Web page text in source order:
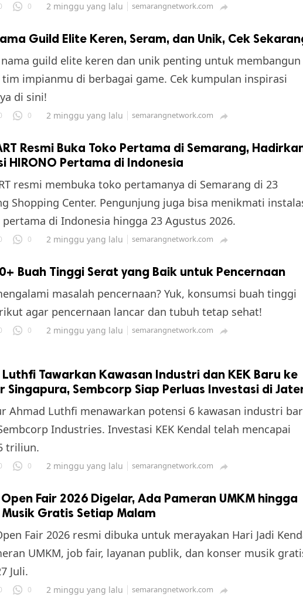
0 2 minggu yang lalu semarangnetwork.com 
Guild Elite Keren, Seram, dan Unik, Cek
guild elite keren dan unik penting untuk membangun
impianmu di berbagai game. Cek kumpulan inspirasi
di sini!
0 2 minggu yang lalu semarangnetwork.com 
Resmi Buka Toko Pertama di Semarang,
HIRONO Pertama di Indonesia
resmi membuka toko pertamanya di Semarang di 23
Shopping Center. Pengunjung juga bisa menikmati
pertama di Indonesia hingga 23 Agustus 2026.
0 2 minggu yang lalu semarangnetwork.com 
Buah Tinggi Serat yang Baik untuk Pencernaan
masalah pencernaan? Yuk, konsumsi buah tinggi
agar pencernaan lancar dan tubuh tetap sehat!
0 2 minggu yang lalu semarangnetwork.com 
Tawarkan Kawasan Industri dan KEK Baru ke
Singapura, Sembcorp Siap Perluas Investasi di
Ahmad Luthfi menawarkan potensi 6 kawasan industri
Industries. Investasi KEK Kendal telah mencapai
triliun.
0 2 minggu yang lalu semarangnetwork.com 
Fair 2026 Digelar, Ada Pameran UMKM hingga
Gratis Setiap Malam
Fair 2026 resmi dibuka untuk merayakan Hari Jadi
UMKM, job fair, layanan publik, dan konser musik
Juli.
0 2 minggu yang lalu semarangnetwork.com 